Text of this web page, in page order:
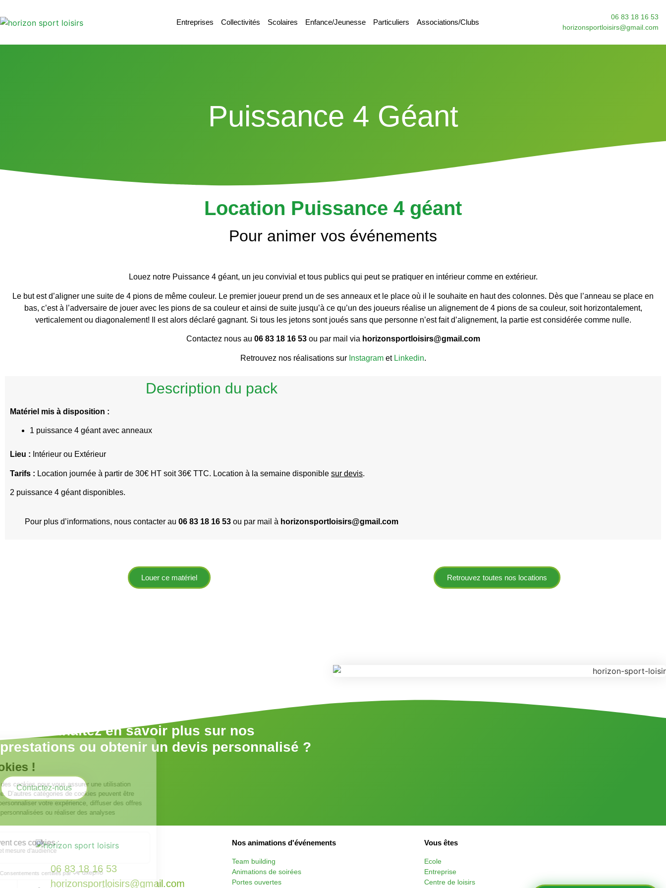
Entreprises Collectivités Scolaires Enfance/Jeunesse Particuliers Associations/Clubs
06 83 18 16 53
horizonsportloisirs@gmail.com
Puissance 4 Géant
Location Puissance 4 géant
Pour animer vos événements
Louez notre Puissance 4 géant, un jeu convivial et tous publics qui peut se pratiquer en intérieur comme en extérieur.
Le but est d’aligner une suite de 4 pions de même couleur. Le premier joueur prend un de ses anneaux et le place où il le souhaite en haut des colonnes. Dès que l’anneau se place en
bas, c’est à l’adversaire de jouer avec les pions de sa couleur et ainsi de suite jusqu’à ce qu’un des joueurs réalise un alignement de 4 pions de sa couleur, soit horizontalement,
verticalement ou diagonalement! Il est alors déclaré gagnant. Si tous les jetons sont joués sans que personne n’est fait d’alignement, la partie est considérée comme nulle.
Contactez nous au 06 83 18 16 53ou par mail via horizonsportloisirs@gmail.com
Retrouvez nos réalisations sur Instagram et Linkedin.
Description du pack
Matériel mis à disposition :
1 puissance 4 géant avec anneaux
Lieu : Intérieur ou Extérieur
Tarifs : Location journée à partir de 30€ HT soit 36€ TTC. Location à la semaine disponible sur devis.
2 puissance 4 géant disponibles.
Pour plus d’informations, nous contacter au 06 83 18 16 53ou par mail à horizonsportloisirs@gmail.com
Louer ce matériel Retrouvez toutes nos locations
Vous souhaitez en savoir plus sur nos
prestations ou obtenir un devis personnalisé ?
Contactez-nous
06 83 18 16 53
horizonsportloisirs@gmail.com
Nos animations d'événements
Team building
Animations de soirées
Portes ouvertes
Vous êtes
Ecole
Entreprise
Centre de loisirs